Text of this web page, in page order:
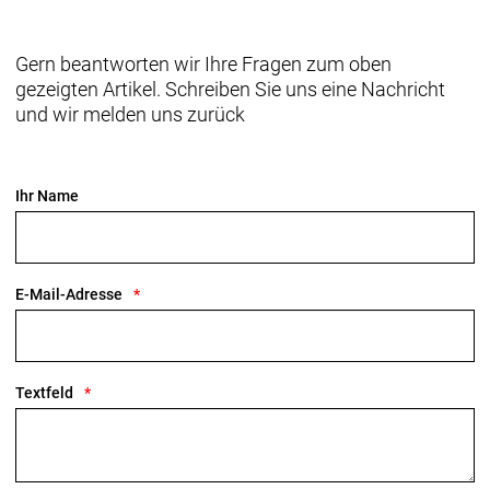
Gern beantworten wir Ihre Fragen zum oben
gezeigten Artikel. Schreiben Sie uns eine Nachricht
und wir melden uns zurück
Ihr Name
E-Mail-Adresse
Textfeld